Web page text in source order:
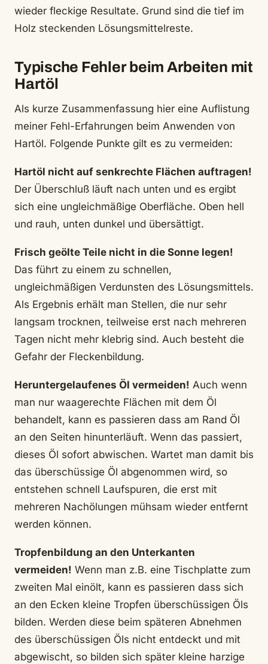
wieder fleckige Resultate. Grund sind die tief im
Holz steckenden Lösungsmittelreste.
Typische Fehler beim Arbeiten mit
Hartöl
Als kurze Zusammenfassung hier eine Auflistung
meiner Fehl-Erfahrungen beim Anwenden von
Hartöl. Folgende Punkte gilt es zu vermeiden:
Hartöl nicht auf senkrechte Flächen auftragen!
Der Überschluß läuft nach unten und es ergibt
sich eine ungleichmäßige Oberfläche. Oben hell
und rauh, unten dunkel und übersättigt.
Frisch geölte Teile nicht in die Sonne legen!
Das führt zu einem zu schnellen,
ungleichmäßigen Verdunsten des Lösungsmittels.
Als Ergebnis erhält man Stellen, die nur sehr
langsam trocknen, teilweise erst nach mehreren
Tagen nicht mehr klebrig sind. Auch besteht die
Gefahr der Fleckenbildung.
Heruntergelaufenes Öl vermeiden! Auch wenn
man nur waagerechte Flächen mit dem Öl
behandelt, kann es passieren dass am Rand Öl
an den Seiten hinunterläuft. Wenn das passiert,
dieses Öl sofort abwischen. Wartet man damit bis
das überschüssige Öl abgenommen wird, so
entstehen schnell Laufspuren, die erst mit
mehreren Nachölungen mühsam wieder entfernt
werden können.
Tropfenbildung an den Unterkanten
vermeiden! Wenn man z.B. eine Tischplatte zum
zweiten Mal einölt, kann es passieren dass sich
an den Ecken kleine Tropfen überschüssigen Öls
bilden. Werden diese beim späteren Abnehmen
des überschüssigen Öls nicht entdeckt und mit
abgewischt, so bilden sich später kleine harzige